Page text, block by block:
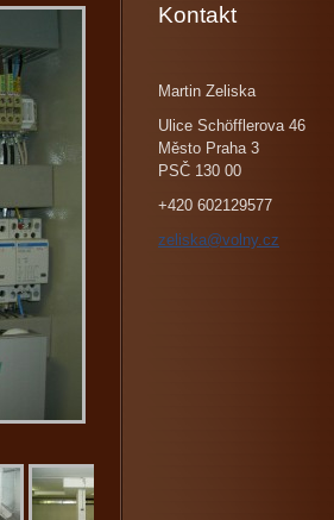
Kontakt
Martin Zeliska
Ulice Schöfflerova 46
Město Praha 3
PSČ 130 00
+420 602129577
zeliska@volny.cz